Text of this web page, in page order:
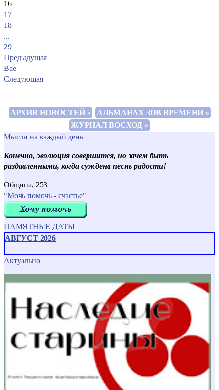
16
17
18
...
29
Предыдущая
Все
Следующая
АРХИВ НОВОСТЕЙ »
АЛЬМАНАХ ЗОВ ВРЕМЕНИ »
ЖУРНАЛ ВОСХОД »
Мысли на каждый день
Конечно, эволюция совершится, но зачем быть
раздавленными, когда суждена песнь радости!
Община, 253
"Мочь помочь - счастье"
ПАМЯТНЫЕ ДАТЫ
АВГУСТ 2026
Актуально